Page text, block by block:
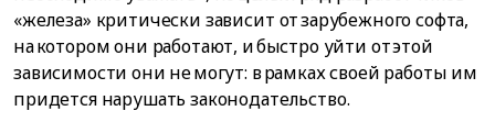
«железа» критически зависит от зарубежного софта,
на котором они работают, и быстро уйти от этой
зависимости они не могут: в рамках своей работы им
придется нарушать законодательство.